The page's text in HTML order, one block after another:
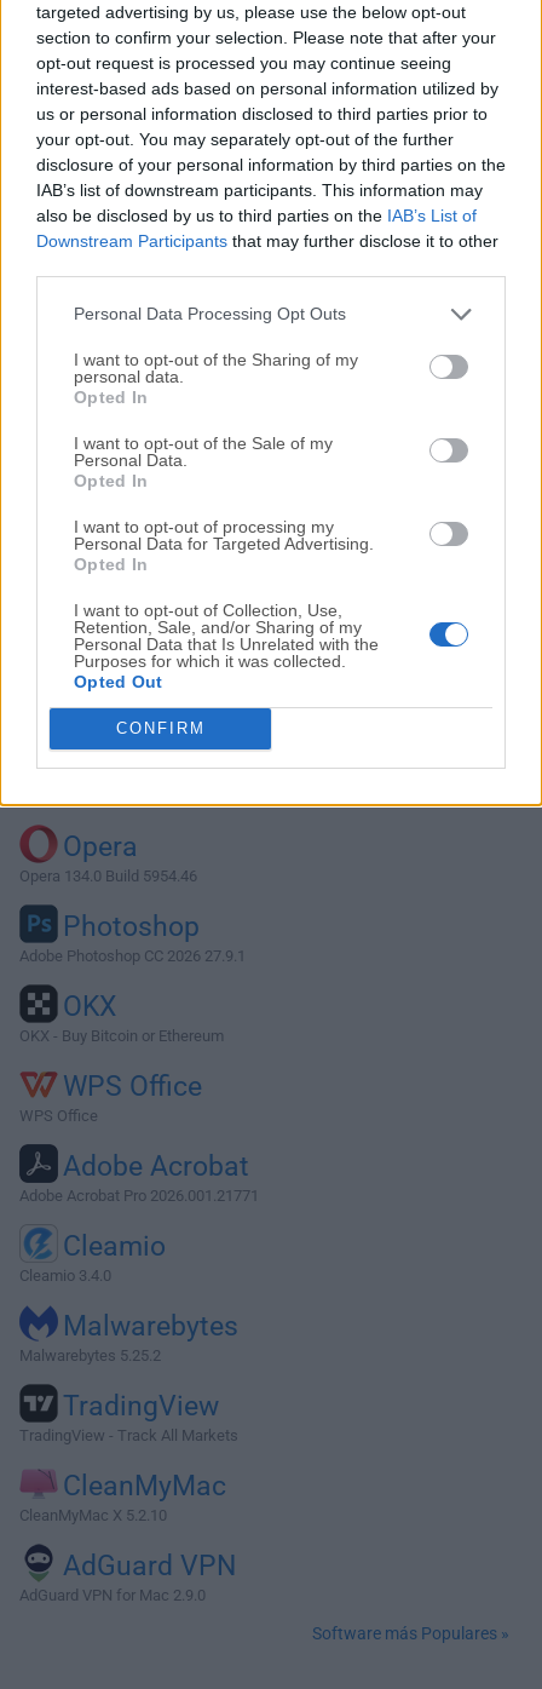
targeted advertising by us, please use the below opt-out
section to confirm your selection. Please note that after your
opt-out request is processed you may continue seeing
interest-based ads based on personal information utilized by
us or personal information disclosed to third parties prior to
your opt-out. You may separately opt-out of the further
disclosure of your personal information by third parties on the
IAB’s list of downstream participants. This information may
also be disclosed by us to third parties on the IAB’s List of
Downstream Participants that may further disclose it to other
Personal Data Processing Opt Outs
I want to opt-out of the Sharing of my
personal data.
Opted In
I want to opt-out of the Sale of my
Personal Data.
Opted In
I want to opt-out of processing my
Personal Data for Targeted Advertising.
Opted In
I want to opt-out of Collection, Use,
Retention, Sale, and/or Sharing of my
Personal Data that Is Unrelated with the
Purposes for which it was collected.
Opted Out
CONFIRM
Todas las versiones antiguas distribuidas en nuestro
sitio web son completamente libres de virus y están
disponibles para su descarga sin costo alguno.
Nos encantaría saber de ti
Si tienes alguna pregunta o idea que desees compartir
con nosotros, dirígete a nuestrapágina de contactoy
háznoslo saber. ¡Valoramos tu opinión!
Descargar Tor Browser 7.0.8
¿Por qué se publica esta aplicación en FileHorse? (
información
Opera
Opera 134.0 Build 5954.46
Photoshop
Adobe Photoshop CC 2026 27.9.1
OKX
OKX - Buy Bitcoin or Ethereum
WPS Office
WPS Office
Adobe Acrobat
Adobe Acrobat Pro 2026.001.21771
Cleamio
Cleamio 3.4.0
Malwarebytes
Malwarebytes 5.25.2
TradingView
TradingView - Track All Markets
CleanMyMac
CleanMyMac X 5.2.10
AdGuard VPN
AdGuard VPN for Mac 2.9.0
Software más Populares »